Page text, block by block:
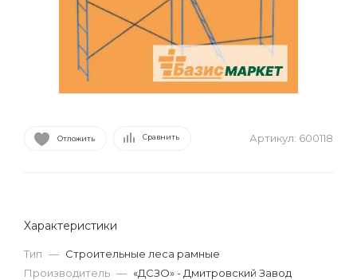
Отложить Сравнить Артикул: 600118
Характеристики
Тип — Строительные леса рамные
Производитель — «ДСЗО» - Дмитровский Завод